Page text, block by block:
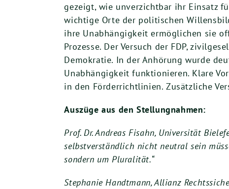
gezeigt, wie unverzichtbar ihr Einsatz
wichtige Orte der politischen
ihre Unabhängigkeit ermöglichen sie
Prozesse. Der Versuch der FDP,
Demokratie. In der Anhörung wurde
Unabhängigkeit funktionieren. Klare
in den Förderrichtlinien. Zusätzliche
Auszüge aus den Stellungnahmen:
Prof. Dr. Andreas Fisahn, Universität
selbstverständlich nicht neutral sein
sondern um Pluralität.“
Stephanie Handtmann, Allianz